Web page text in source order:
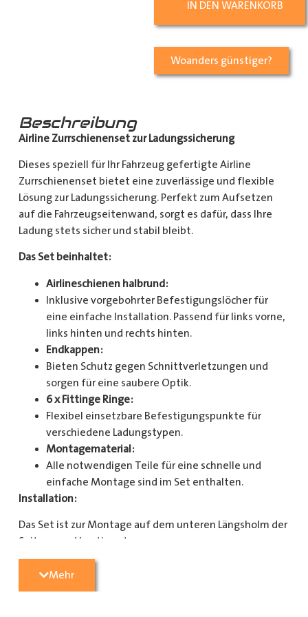
IN DEN WARENKORB
Woanders günstiger?
Beschreibung
Airline Zurrschienenset zur Ladungssicherung
Dieses speziell für Ihr Fahrzeug gefertigte Airline
Zurrschienenset bietet eine zuverlässige und flexible
Lösung zur Ladungssicherung. Perfekt zum Aufsetzen
auf die Fahrzeugseitenwand, sorgt es dafür, dass Ihre
Ladung stets sicher und stabil bleibt.
Das Set beinhaltet:
Airlineschienen halbrund:
Inklusive vorgebohrter Befestigungslöcher für
eine einfache Installation. Passend für links vorne,
links hinten und rechts hinten.
Endkappen:
Bieten Schutz gegen Schnittverletzungen und
sorgen für eine saubere Optik.
6 x Fittinge Ringe:
Flexibel einsetzbare Befestigungspunkte für
verschiedene Ladungstypen.
Montagematerial:
Alle notwendigen Teile für eine schnelle und
einfache Montage sind im Set enthalten.
Installation:
Das Set ist zur Montage auf dem unteren Längsholm der
Seitenwand bestimmt.
Mit diesem Zurrschienenset verbessern Sie die
Mehr